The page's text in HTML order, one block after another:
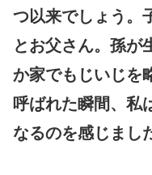
つ以来でしょう。
とお父さん。孫が
か家でもじいじを
呼ばれた瞬間、私
なるのを感じまし